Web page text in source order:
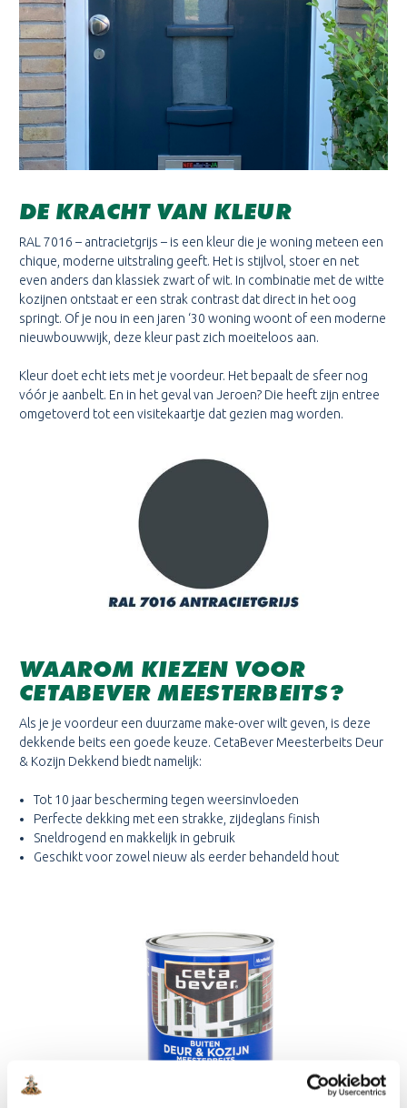
DE KRACHT VAN KLEUR
RAL 7016 – antracietgrijs – is een kleur die je woning meteen een
chique, moderne uitstraling geeft. Het is stijlvol, stoer en net
even anders dan klassiek zwart of wit. In combinatie met de witte
kozijnen ontstaat er een strak contrast dat direct in het oog
springt. Of je nou in een jaren ‘30 woning woont of een moderne
nieuwbouwwijk, deze kleur past zich moeiteloos aan.
Kleur doet echt iets met je voordeur. Het bepaalt de sfeer nog
vóór je aanbelt. En in het geval van Jeroen? Die heeft zijn entree
omgetoverd tot een visitekaartje dat gezien mag worden.
WAAROM KIEZEN VOOR
CETABEVER MEESTERBEITS?
Als je je voordeur een duurzame make-over wilt geven, is deze
dekkende beits een goede keuze. CetaBever Meesterbeits Deur
& Kozijn Dekkend biedt namelijk:
Tot 10 jaar bescherming tegen weersinvloeden
Perfecte dekking met een strakke, zijdeglans finish
Sneldrogend en makkelijk in gebruik
Geschikt voor zowel nieuw als eerder behandeld hout